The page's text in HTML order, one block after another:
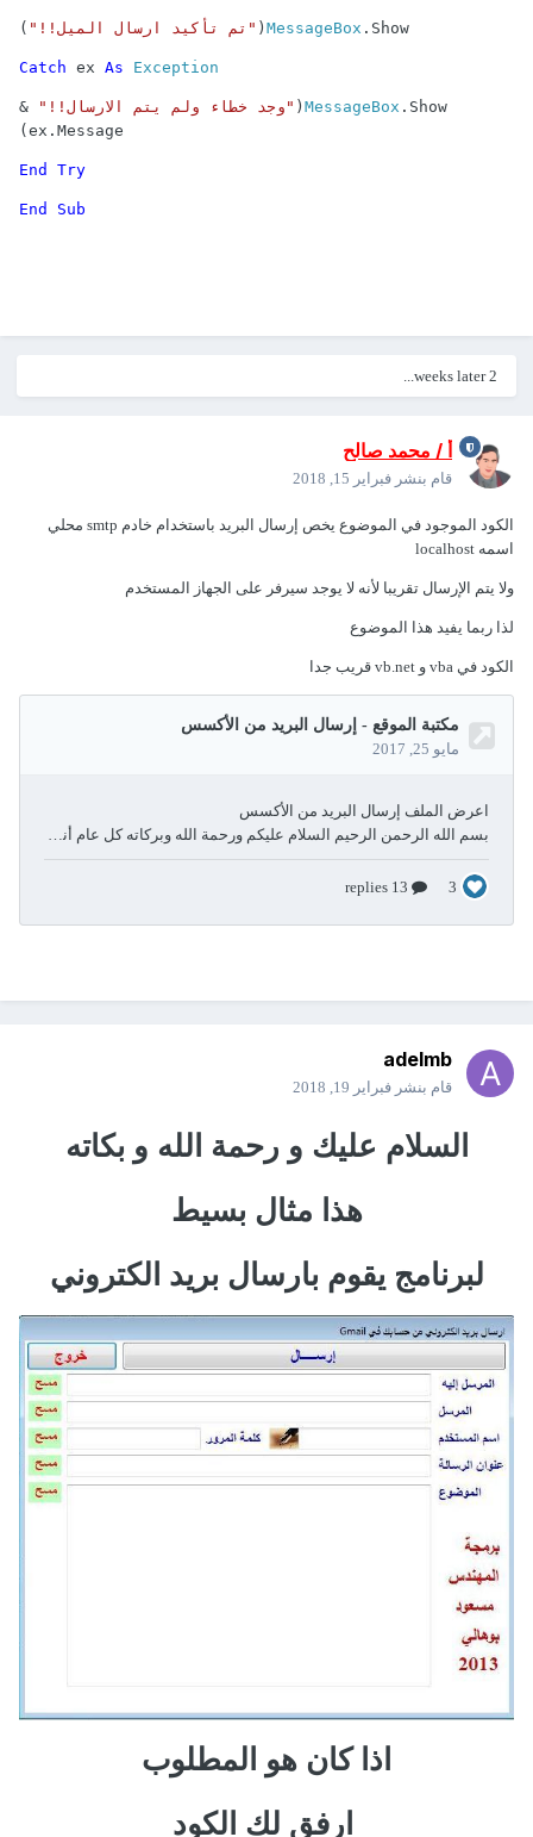
MessageBox.Show( "تم تأكيد ارسال الميل!!")
Catch exAs Exception
MessageBox.Show( "وجد خطاء ولم يتم الارسال!!"&
ex.Message)
End Try
End Sub
2 weeks later...
أ / محمد صالح
قام بنشر فبراير 15, 2018
الكود الموجود في الموضوع يخص إرسال البريد باستخدام خادم smtp محلي
اسمه localhost
ولا يتم الإرسال تقريبا لأنه لا يوجد سيرفر على الجهاز المستخدم
لذا ربما يفيد هذا الموضوع
الكود في vba و vb.net قريب جدا
adelmb
قام بنشر فبراير 19, 2018
السلام عليك و رحمة الله و بكاته
هذا مثال بسيط
لبرنامج يقوم بارسال بريد الكتروني
اذا كان هو المطلوب
ارفق لك الكود